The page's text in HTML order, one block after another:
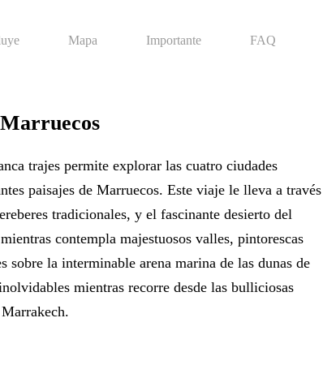
Mapa Importante FAQ
trajes permite explorar las cuatro ciudades
paisajes de Marruecos. Este viaje le lleva a través
tradicionales, y el fascinante desierto del
contempla majestuosos valles, pintorescas
sobre la interminable arena marina de las dunas de
mientras recorre desde las bulliciosas